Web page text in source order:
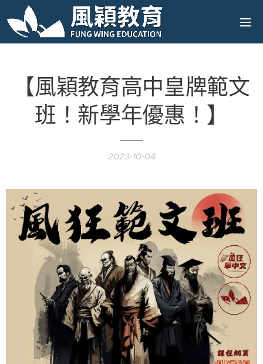
【風穎教育高中皇牌範文
班！新學年優惠！】
2023-10-04